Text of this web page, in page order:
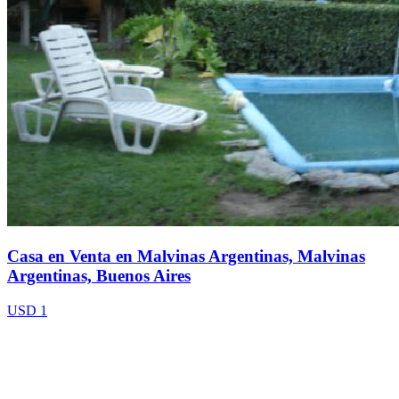
Casa en Venta en Malvinas Argentinas, Malvinas
Argentinas, Buenos Aires
USD 1